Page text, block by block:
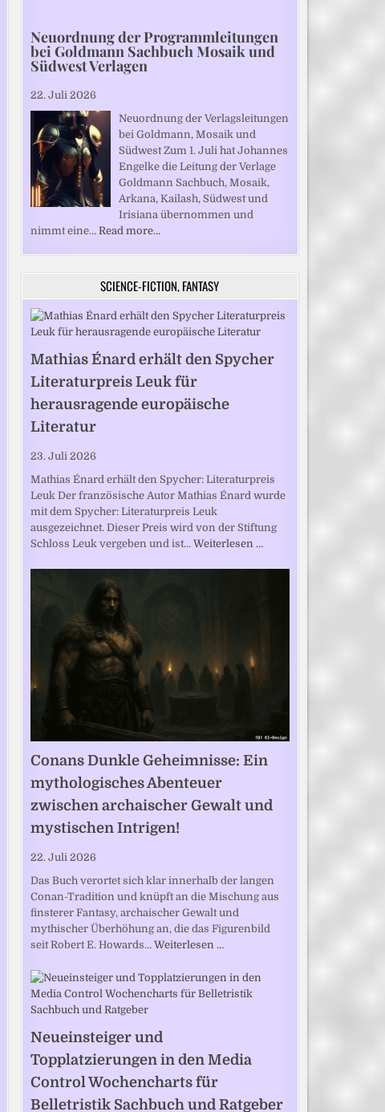
Neuordnung der Programmleitungen
bei Goldmann Sachbuch Mosaik und
Südwest Verlagen
22. Juli 2026
Neuordnung der Verlagsleitungen
bei Goldmann, Mosaik und
Südwest Zum 1. Juli hat Johannes
Engelke die Leitung der Verlage
Goldmann Sachbuch, Mosaik,
Arkana, Kailash, Südwest und
Irisiana übernommen und
nimmt eine… Read more…
SCIENCE-FICTION, FANTASY
Mathias Énard erhält den Spycher
Literaturpreis Leuk für
herausragende europäische
Literatur
23. Juli 2026
Mathias Énard erhält den Spycher: Literaturpreis
Leuk Der französische Autor Mathias Énard wurde
mit dem Spycher: Literaturpreis Leuk
ausgezeichnet. Dieser Preis wird von der Stiftung
Schloss Leuk vergeben und ist… Weiterlesen …
Conans Dunkle Geheimnisse: Ein
mythologisches Abenteuer
zwischen archaischer Gewalt und
mystischen Intrigen!
22. Juli 2026
Das Buch verortet sich klar innerhalb der langen
Conan-Tradition und knüpft an die Mischung aus
finsterer Fantasy, archaischer Gewalt und
mythischer Überhöhung an, die das Figurenbild
seit Robert E. Howards… Weiterlesen …
Neueinsteiger und
Topplatzierungen in den Media
Control Wochencharts für
Belletristik Sachbuch und Ratgeber